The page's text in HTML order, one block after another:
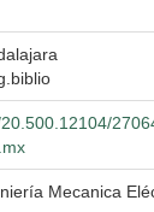
Mecanica